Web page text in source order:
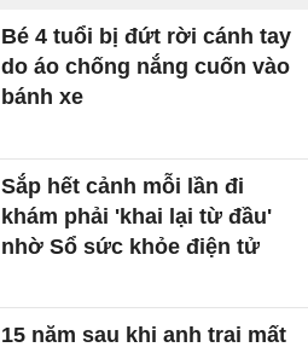
Bé 4 tuổi bị đứt rời cánh tay
do áo chống nắng cuốn vào
bánh xe
Sắp hết cảnh mỗi lần đi
khám phải 'khai lại từ đầu'
nhờ Sổ sức khỏe điện tử
15 năm sau khi anh trai mất